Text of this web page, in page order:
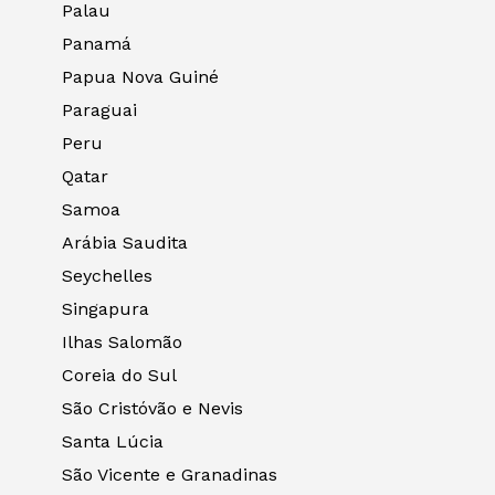
Palau
Panamá
Papua Nova Guiné
Paraguai
Peru
Qatar
Samoa
Arábia Saudita
Seychelles
Singapura
Ilhas Salomão
Coreia do Sul
São Cristóvão e Nevis
Santa Lúcia
São Vicente e Granadinas